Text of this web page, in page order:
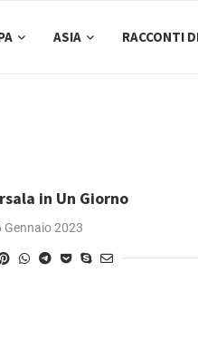
ASIA RACCONTI
in Un Giorno
Gennaio 2023